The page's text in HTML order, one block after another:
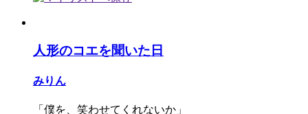
人形のコエを聞いた日
みりん
「僕を、笑わせてくれないか」